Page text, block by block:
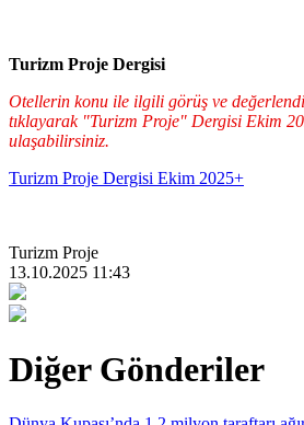
Turizm Proje Dergisi
Otellerin konu ile ilgili görüş ve
tıklayarak "Turizm Proje" Dergisi Ekim
ulaşabilirsiniz.
Turizm Proje Dergisi Ekim 2025+
Turizm Proje
13.10.2025 11:43
Diğer Gönderiler